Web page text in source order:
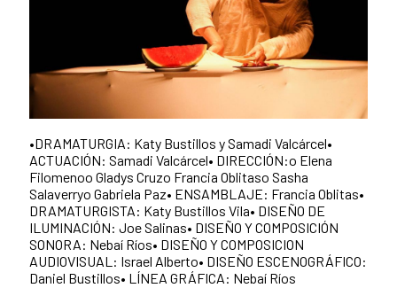
•DRAMATURGIA: Katy Bustillos y Samadi Valcárcel•
ACTUACIÓN: Samadi Valcárcel• DIRECCIÓN:o Elena
Filomenoo Gladys Cruzo Francia Oblitaso Sasha
Salaverryo Gabriela Paz• ENSAMBLAJE: Francia Oblitas•
DRAMATURGISTA: Katy Bustillos Vila• DISEÑO DE
ILUMINACIÓN: Joe Salinas• DISEÑO Y COMPOSICIÓN
SONORA: Nebaí Ríos• DISEÑO Y COMPOSICION
AUDIOVISUAL: Israel Alberto• DISEÑO ESCENOGRÁFICO:
Daniel Bustillos• LÍNEA GRÁFICA: Nebaí Ríos